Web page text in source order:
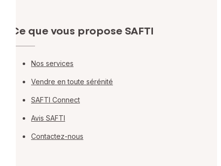
Ce que vous propose SAFTI
Nos services
Vendre en toute sérénité
SAFTI Connect
Avis SAFTI
Contactez-nous